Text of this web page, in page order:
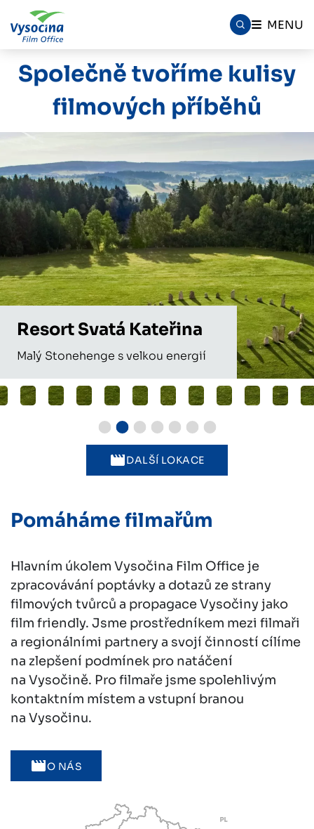
MENU
Společně tvoříme kulisy
filmových příběhů
Resort Svatá Kateřina
Malý Stonehenge s velkou energií
DALŠÍ LOKACE
Pomáháme filmařům
Hlavním úkolem Vysočina Film Office je
zpracovávání poptávky a dotazů ze strany
filmových tvůrců a propagace Vysočiny jako
film friendly. Jsme prostředníkem mezi filmaři
a regionálními partnery a svojí činností cílíme
na zlepšení podmínek pro natáčení
na Vysočině. Pro filmaře jsme spolehlivým
kontaktním místem a vstupní branou
na Vysočinu.
O NÁS